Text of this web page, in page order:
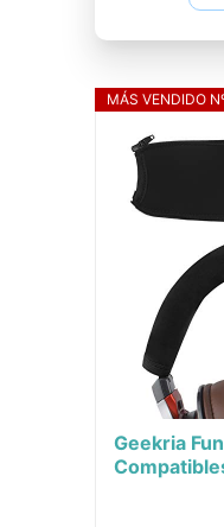
MÁS VENDIDO
Geekria
ATH-